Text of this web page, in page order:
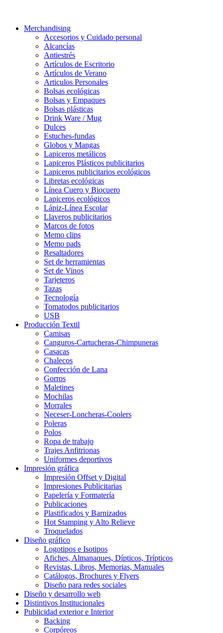
Merchandising
Accesorios y Cuidado personal
Alcancías
Antiestrés
Artículos de Escritorio
Artículos de Verano
Articulos Personales
Bolsas ecológicas
Bolsas y Empaques
Bolsas plásticas
Drink Ware / Mug
Dulces
Estuches-fundas
Globos y Mangas
Lapiceros metálicos
Lapiceros Plásticos publicitarios
Lapiceros publicitarios ecológicos
Libretas ecológicas
Línea Cuero y Biocuero
Lapiceros ecológicos
Lápiz-Línea Escolar
Llaveros publicitarios
Marcos de fotos
Memo clips
Memo pads
Resaltadores
Set de herramientas
Set de Vinos
Tarjeteros
Tazas
Tecnología
Tomatodos publicitarios
USB
Producción Textil
Camisas
Canguros-Cartucheras-Chimpuneras
Casacas
Chalecos
Confección de Lana
Gorros
Maletines
Mochilas
Morrales
Neceser-Loncheras-Coolers
Poleras
Polos
Ropa de trabajo
Trajes Anfitrionas
Uniformes deportivos
Impresión gráfica
Impresión Offset y Digital
Impresiones Publicitarias
Papelería y Formatería
Publicaciones
Plastificados y Barnizados
Hot Stamping y Alto Relieve
Troquelados
Diseño gráfico
Logotipos e Isotipos
Afiches, Almanaques, Dípticos, Trípticos
Revistas, Libros, Memorias, Manuales
Catálogos, Brochures y Flyers
Diseño para redes sociales
Diseño y desarrollo web
Distintivos Institucionales
Publicidad exterior e Interior
Backing
Corpóreos